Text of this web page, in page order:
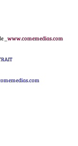
www.comemedias.com